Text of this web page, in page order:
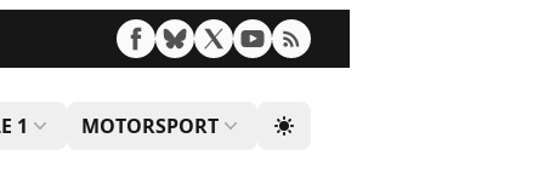
1 MOTORSPORT